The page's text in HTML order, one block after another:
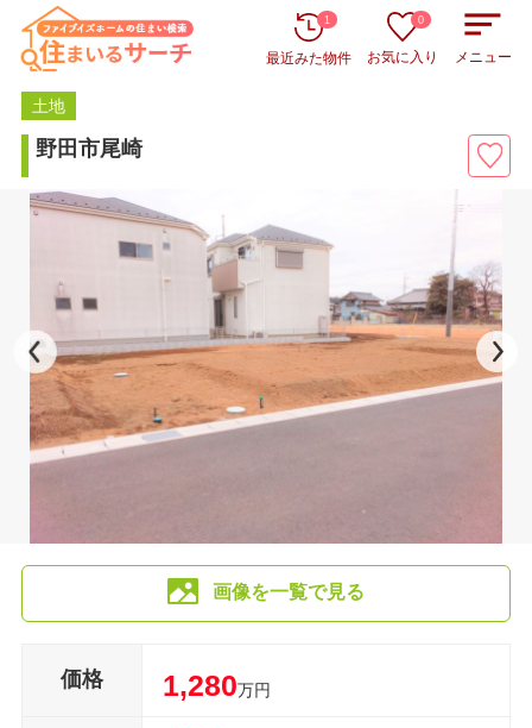
最近みた物件
1
お気に入り
0
メニュー
土地
野田市尾崎
画像を一覧で見る
価格 1,280万円